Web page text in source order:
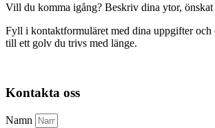
Vill du komma igång? Beskriv dina ytor,
Fyll i kontaktformuläret med dina uppgifter och
till ett golv du trivs med länge.
Kontakta oss
Namn